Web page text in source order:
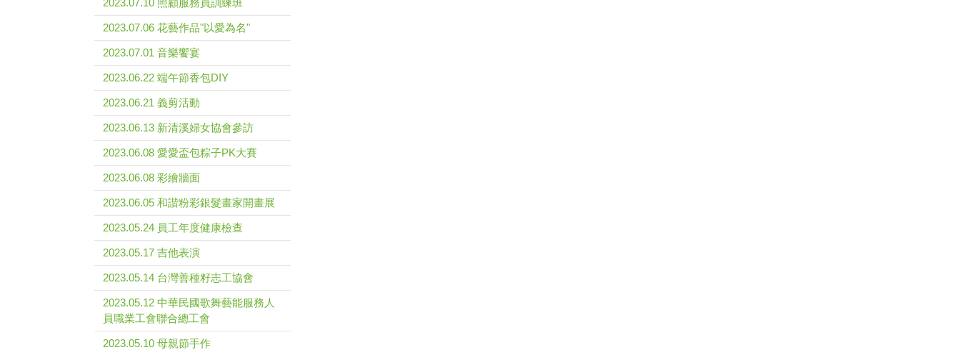
2023.07.10 照顧服務員訓練班
2023.07.06 花藝作品"以愛為名"
2023.07.01 音樂饗宴
2023.06.22 端午節香包DIY
2023.06.21 義剪活動
2023.06.13 新清溪婦女協會參訪
2023.06.08 愛愛盃包粽子PK大賽
2023.06.08 彩繪牆面
2023.06.05 和諧粉彩銀髮畫家開畫展
2023.05.24 員工年度健康檢查
2023.05.17 吉他表演
2023.05.14 台灣善種籽志工協會
2023.05.12 中華民國歌舞藝能服務人
員職業工會聯合總工會
2023.05.10 母親節手作